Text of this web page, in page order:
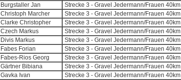
Burgstaller Jan
Strecke 3 - Gravel Jedermann/Frauen 40km
Christoph Marcher
Strecke 3 - Gravel Jedermann/Frauen 40km
Clarke Christopher
Strecke 3 - Gravel Jedermann/Frauen 40km
Czech Markus
Strecke 3 - Gravel Jedermann/Frauen 40km
Divis Markus
Strecke 3 - Gravel Jedermann/Frauen 40km
Fabes Forian
Strecke 3 - Gravel Jedermann/Frauen 40km
Fabes-Rios Georg
Strecke 3 - Gravel Jedermann/Frauen 40km
Gärtner Bibiana
Strecke 3 - Gravel Jedermann/Frauen 40km
Gavka Ivan
Strecke 3 - Gravel Jedermann/Frauen 40km